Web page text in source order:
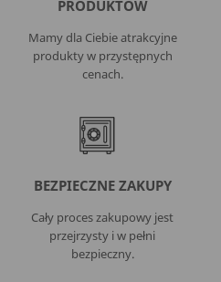
PRODUKTÓW
Mamy dla Ciebie atrakcyjne
produkty w przystępnych
cenach.
BEZPIECZNE ZAKUPY
Cały proces zakupowy jest
przejrzysty i w pełni
bezpieczny.